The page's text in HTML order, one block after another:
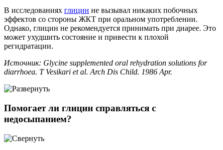
В исследованиях глицин не вызывал никаких побочных
эффектов со стороны ЖКТ при оральном употреблении.
Однако, глицин не рекомендуется принимать при диарее. Это
может ухудшить состояние и привести к плохой
регидратации.
Источник: Glycine supplemented oral rehydration solutions for
diarrhoea. T Vesikari et al. Arch Dis Child. 1986 Apr.
Помогает ли глицин справляться с
недосыпанием?